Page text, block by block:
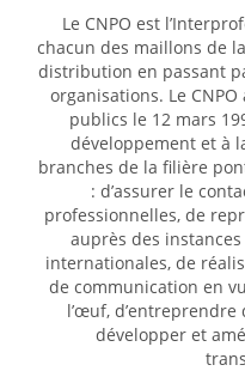
Le CNPO est
chacun des maillons de
distribution en passant
organisations. Le
publics le 12 mars
développement et à
branches de la filière
: d’assurer le
professionnelles, de
auprès des
internationales, de
de communication en
l’œuf,
développer et